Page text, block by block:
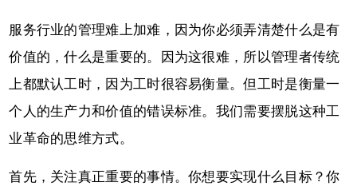
服务行业的管理难上加难，因为你必须弄清楚什么是有
价值的，什么是重要的。因为这很难，所以管理者传统
上都默认工时，因为工时很容易衡量。但工时是衡量一
个人的生产力和价值的错误标准。我们需要摆脱这种工
业革命的思维方式。
首先，关注真正重要的事情。你想要实现什么目标？你